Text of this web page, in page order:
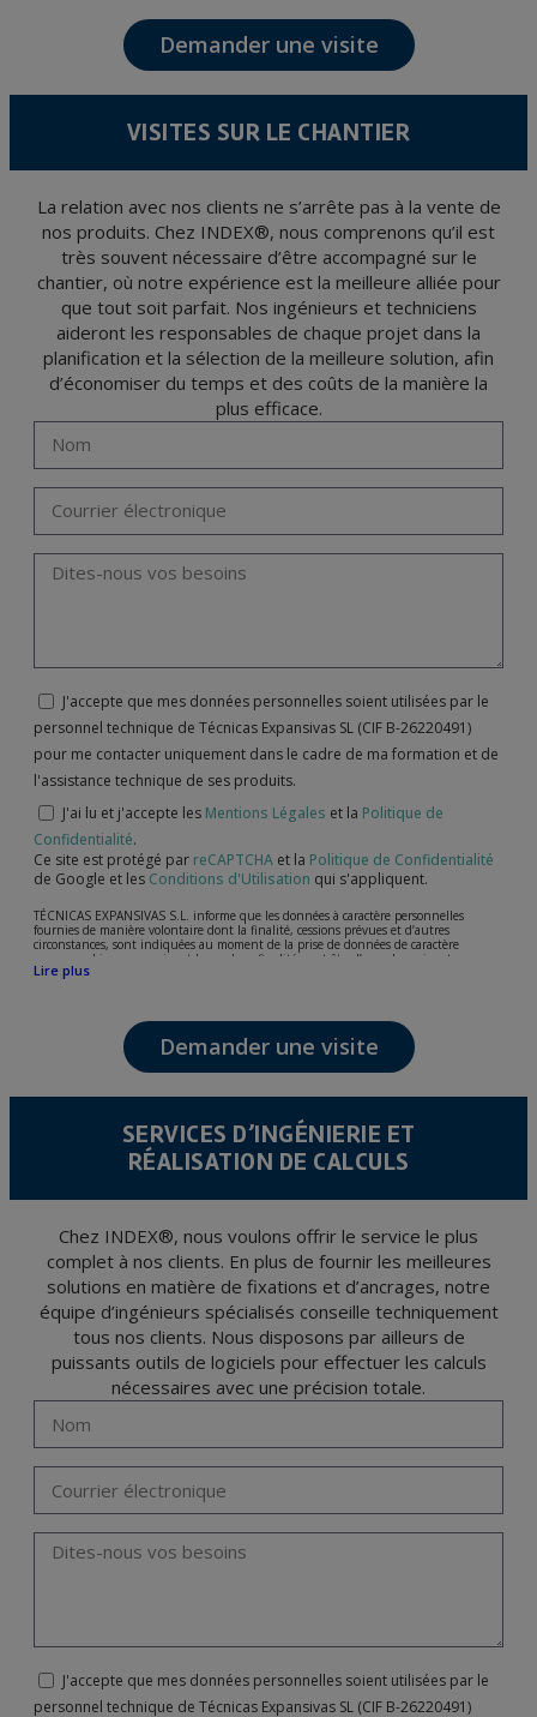
Les données de nos fichiers sont absolument confidentielles et seront traitées avec la
plus grande confidentialité et répondent à toutes les exigences prévues par la loi
15/1999 du 13 décembre sur la protection des données personnelles.
Il est recommandé de ne pas envoyer de données strictement personnelles,
la santé, ces donnée n'étant pas cryptées.
et d'opposition en vertu des dispositions au Règlement Général sur la Protection des
votre pièce d’identité, à P.I. La Portalada II | c/ Segador 13, 26006 | Logroño (La
Rioja).
Demander une visite
VISITES SUR LE CHANTIER
La relation avec nos clients ne s’arrête pas à la vente de
nos produits. Chez INDEX®, nous comprenons qu’il est
très souvent nécessaire d’être accompagné sur le
chantier, où notre expérience est la meilleure alliée pour
que tout soit parfait. Nos ingénieurs et techniciens
aideront les responsables de chaque projet dans la
planification et la sélection de la meilleure solution, afin
d’économiser du temps et des coûts de la manière la
plus efficace.
J'accepte que mes données personnelles soient utilisées par le
personnel technique de Técnicas Expansivas SL (CIF B-26220491)
pour me contacter uniquement dans le cadre de ma formation et de
l'assistance technique de ses produits.
J'ai lu et j'accepte les Mentions Légales et la Politique de
Confidentialité.
Ce site est protégé par reCAPTCHA et la Politique de Confidentialité
de Google et les Conditions d'Utilisation qui s'appliquent.
TÉCNICAS EXPANSIVAS S.L. informe que les données à caractère personnelles
fournies de manière volontaire dont la finalité, cessions prévues et d’autres
circonstances, sont indiquées au moment de la prise de données de caractère
personne, bien que, suivant le cas, leur finalité peut être l’une des suivantes,
l’attention de votre demande, litige ou requise, maintien de la relation établie, la
Les données de nos fichiers sont absolument confidentielles et seront traitées avec la
plus grande confidentialité et répondent à toutes les exigences prévues par la loi
15/1999 du 13 décembre sur la protection des données personnelles.
conformément à la législation de Protection des données, telles que celles relatives à
la santé, ces donnée n'étant pas cryptées.
L’usager peut à tout moment exercer son droit d'accès, de rectification, d'annulation
et d'opposition en vertu des dispositions au Règlement Général sur la Protection des
votre pièce d’identité, à P.I. La Portalada II | c/ Segador 13, 26006 | Logroño (La
Lire plus
Demander une visite
SERVICES D’INGÉNIERIE ET
RÉALISATION DE CALCULS
Chez INDEX®, nous voulons offrir le service le plus
complet à nos clients. En plus de fournir les meilleures
solutions en matière de fixations et d’ancrages, notre
équipe d’ingénieurs spécialisés conseille techniquement
tous nos clients. Nous disposons par ailleurs de
puissants outils de logiciels pour effectuer les calculs
nécessaires avec une précision totale.
J'accepte que mes données personnelles soient utilisées par le
personnel technique de Técnicas Expansivas SL (CIF B-26220491)